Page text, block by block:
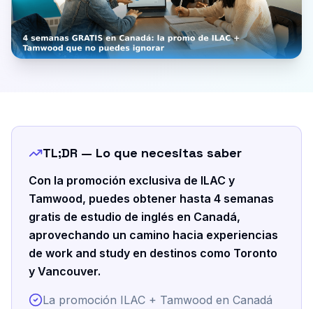
TL;DR — Lo que necesitas saber
Con la promoción exclusiva de ILAC y
Tamwood, puedes obtener hasta 4 semanas
gratis de estudio de inglés en Canadá,
aprovechando un camino hacia experiencias
de work and study en destinos como Toronto
y Vancouver.
La promoción ILAC + Tamwood en Canadá